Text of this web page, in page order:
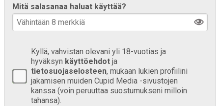
Mitä salasanaa haluat käyttää?
Kyllä, vahvistan olevani yli 18-vuotias ja
hyväksyn käyttöehdot ja
tietosuojaselosteen, mukaan lukien profiilini
jakamisen muiden Cupid Media -sivustojen
kanssa (voin peruuttaa suostumukseni milloin
tahansa).